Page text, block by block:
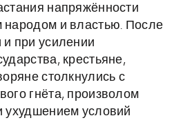
напряжённости
народом и властью. После
при усилении
крестьяне,
столкнулись с
гнёта, произволом
ухудшением условий